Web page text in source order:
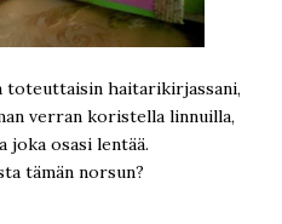
toteuttaisin haitarikirjassani,
verran koristella linnuilla,
joka osasi lentää.
tämän norsun?